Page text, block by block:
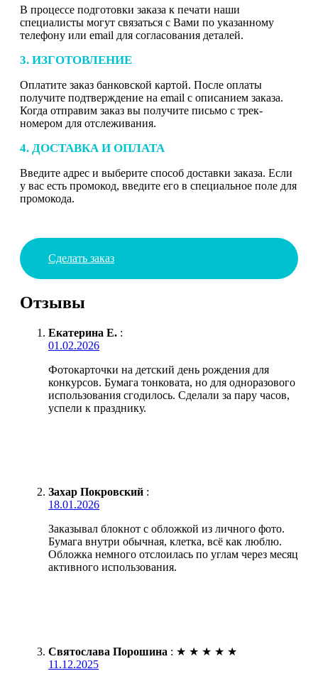
В процессе подготовки заказа к печати наши
специалисты могут связаться с Вами по указанному
телефону или email для согласования деталей.
3. ИЗГОТОВЛЕНИЕ
Оплатите заказ банковской картой. После оплаты
получите подтверждение на email с описанием заказа.
Когда отправим заказ вы получите письмо с трек-
номером для отслеживания.
4. ДОСТАВКА И ОПЛАТА
Введите адрес и выберите способ доставки заказа. Если
у вас есть промокод, введите его в специальное поле для
промокода.
Сделать заказ
Отзывы
Екатерина Е. :
01.02.2026
Фотокарточки на детский день рождения для
конкурсов. Бумага тонковата, но для одноразового
использования сгодилось. Сделали за пару часов,
успели к празднику.
Захар Покровский :
18.01.2026
Заказывал блокнот с обложкой из личного фото.
Бумага внутри обычная, клетка, всё как люблю.
Обложка немного отслоилась по углам через месяц
активного использования.
Святослава Порошина : ★ ★ ★ ★ ★
11.12.2025